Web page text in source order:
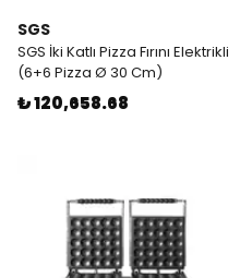
SGS
SGS İki Katlı Pizza Fırını Elektrikli
(6+6 Pizza Ø 30 Cm)
₺ 120,658.68